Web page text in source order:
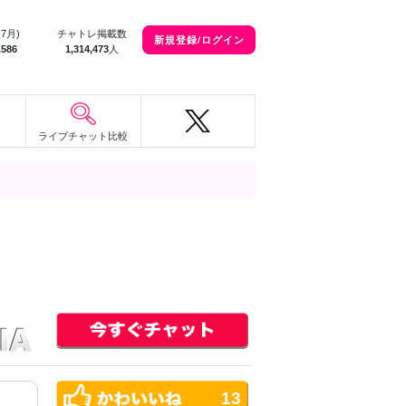
月)
チャトレ掲載数
1,314,473 人
新規登録/ログイン
ライブチャット比較
13